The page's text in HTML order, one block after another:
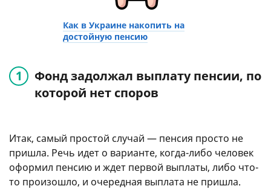
Как в Украине накопить на
достойную пенсию
Фонд задолжал выплату пенсии, по
которой нет споров
Итак, самый простой случай — пенсия просто не
пришла. Речь идет о варианте, когда-либо человек
оформил пенсию и ждет первой выплаты, либо что-
то произошло, и очередная выплата не пришла.